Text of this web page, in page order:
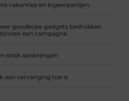
vakanties en logeerpartijen
goedkope gadgets bedrukken
een campagne
strak aanbrengen
aan vervanging toe is